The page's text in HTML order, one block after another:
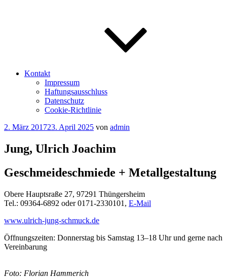
Kontakt
Impressum
Haftungsausschluss
Datenschutz
Cookie-Richtlinie
Veröffentlicht
2. März 201723. April 2025 von admin
Jung, Ulrich Joachim
Geschmeideschmiede + Metallgestaltung
Obere Hauptsraße 27, 97291 Thüngersheim
Tel.: 09364-6892 oder 0171-2330101, E-Mail
www.ulrich-jung-schmuck.de
Öffnungszeiten: Donnerstag bis Samstag 13–18 Uhr und gerne nach
Vereinbarung
Foto: Florian Hammerich